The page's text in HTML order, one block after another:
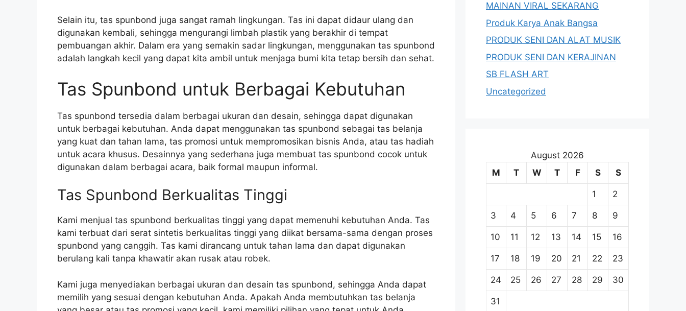
Selain itu, tas spunbond juga sangat ramah lingkungan. Tas ini dapat didaur ulang dan
digunakan kembali, sehingga mengurangi limbah plastik yang berakhir di tempat
pembuangan akhir. Dalam era yang semakin sadar lingkungan, menggunakan tas spunbond
adalah langkah kecil yang dapat kita ambil untuk menjaga bumi kita tetap bersih dan sehat.
Tas Spunbond untuk Berbagai Kebutuhan
Tas spunbond tersedia dalam berbagai ukuran dan desain, sehingga dapat digunakan
untuk berbagai kebutuhan. Anda dapat menggunakan tas spunbond sebagai tas belanja
yang kuat dan tahan lama, tas promosi untuk mempromosikan bisnis Anda, atau tas hadiah
untuk acara khusus. Desainnya yang sederhana juga membuat tas spunbond cocok untuk
digunakan dalam berbagai acara, baik formal maupun informal.
Tas Spunbond Berkualitas Tinggi
Kami menjual tas spunbond berkualitas tinggi yang dapat memenuhi kebutuhan Anda. Tas
kami terbuat dari serat sintetis berkualitas tinggi yang diikat bersama-sama dengan proses
spunbond yang canggih. Tas kami dirancang untuk tahan lama dan dapat digunakan
berulang kali tanpa khawatir akan rusak atau robek.
Kami juga menyediakan berbagai ukuran dan desain tas spunbond, sehingga Anda dapat
memilih yang sesuai dengan kebutuhan Anda. Apakah Anda membutuhkan tas belanja
MAINAN VIRAL SEKARANG
Produk Karya Anak Bangsa
PRODUK SENI DAN ALAT MUSIK
PRODUK SENI DAN KERAJINAN
SB FLASH ART
Uncategorized
August 2026
M
T W T F S S
1 2
3 4 5 6 7 8 9
10 11 12 13 14 15 16
17 18 19 20 21 22 23
24 25 26 27 28 29 30
31